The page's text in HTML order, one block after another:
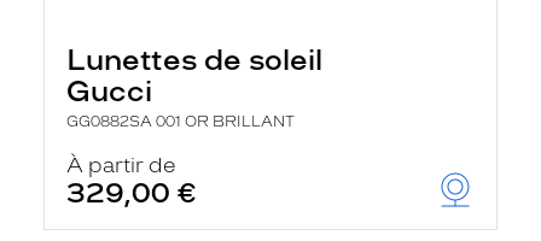
Lunettes de soleil
Gucci
GG0882SA 001 OR BRILLANT
À partir de
329,00 €